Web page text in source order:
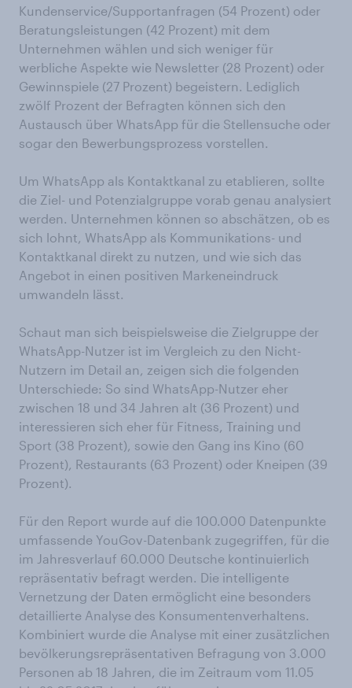
Kundenservice/Supportanfragen (54 Prozent) oder
Beratungsleistungen (42 Prozent) mit dem
Unternehmen wählen und sich weniger für
werbliche Aspekte wie Newsletter (28 Prozent) oder
Gewinnspiele (27 Prozent) begeistern. Lediglich
zwölf Prozent der Befragten können sich den
Austausch über WhatsApp für die Stellensuche oder
sogar den Bewerbungsprozess vorstellen.
Um WhatsApp als Kontaktkanal zu etablieren, sollte
die Ziel- und Potenzialgruppe vorab genau analysiert
werden. Unternehmen können so abschätzen, ob es
sich lohnt, WhatsApp als Kommunikations- und
Kontaktkanal direkt zu nutzen, und wie sich das
Angebot in einen positiven Markeneindruck
umwandeln lässt.
Schaut man sich beispielsweise die Zielgruppe der
WhatsApp-Nutzer ist im Vergleich zu den Nicht-
Nutzern im Detail an, zeigen sich die folgenden
Unterschiede: So sind WhatsApp-Nutzer eher
zwischen 18 und 34 Jahren alt (36 Prozent) und
interessieren sich eher für Fitness, Training und
Sport (38 Prozent), sowie den Gang ins Kino (60
Prozent), Restaurants (63 Prozent) oder Kneipen (39
Prozent).
Für den Report wurde auf die 100.000 Datenpunkte
umfassende YouGov-Datenbank zugegriffen, für die
im Jahresverlauf 60.000 Deutsche kontinuierlich
repräsentativ befragt werden. Die intelligente
Vernetzung der Daten ermöglicht eine besonders
detaillierte Analyse des Konsumentenverhaltens.
Kombiniert wurde die Analyse mit einer zusätzlichen
bevölkerungsrepräsentativen Befragung von 3.000
Personen ab 18 Jahren, die im Zeitraum vom 11.05